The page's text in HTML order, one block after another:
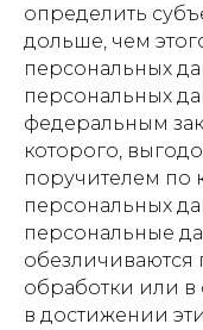
определить
дольше, чем
персональных
персональных
федеральным
которого,
поручителем по
персональных
персональные
обработки или в
в достижении